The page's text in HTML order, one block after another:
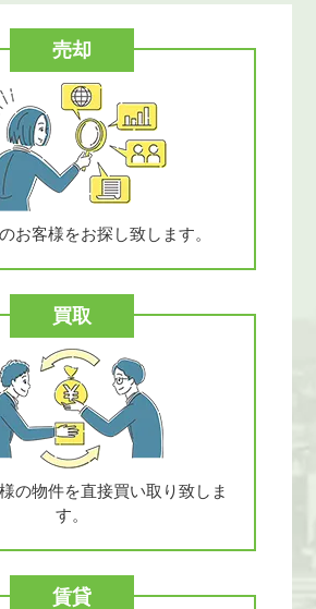
売却
お客様をお探し致します。
買取
の物件を直接買い取り致しま
す。
賃貸